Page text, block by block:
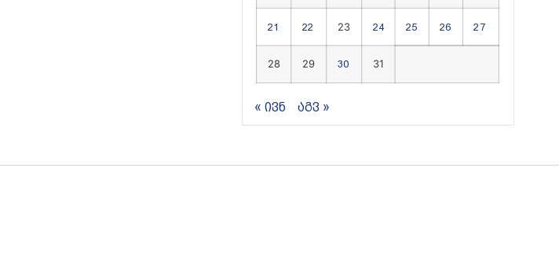
21 22 23 24 25 26 27
28 29 30 31
« ივნ აგვ »